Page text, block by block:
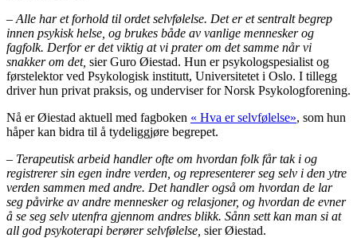
– Alle har et forhold til ordet selvfølelse. Det er et sentralt begrep
innen psykisk helse, og brukes både av vanlige mennesker og
fagfolk. Derfor er det viktig at vi prater om det samme når vi
snakker om det, sier Guro Øiestad. Hun er psykologspesialist og
førstelektor ved Psykologisk institutt, Universitetet i Oslo. I tillegg
driver hun privat praksis, og underviser for Norsk Psykologforening.
Nå er Øiestad aktuell med fagboken « Hva er selvfølelse», som hun
håper kan bidra til å tydeliggjøre begrepet.
– Terapeutisk arbeid handler ofte om hvordan folk får tak i og
registrerer sin egen indre verden, og representerer seg selv i den ytre
verden sammen med andre. Det handler også om hvordan de lar
seg påvirke av andre mennesker og relasjoner, og hvordan de evner
å se seg selv utenfra gjennom andres blikk. Sånn sett kan man si at
all god psykoterapi berører selvfølelse, sier Øiestad.